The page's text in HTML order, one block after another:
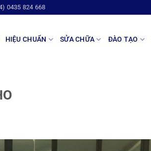
0435 824 668
HIỆU CHUẨN SỬA CHỮA ĐÀO TẠO